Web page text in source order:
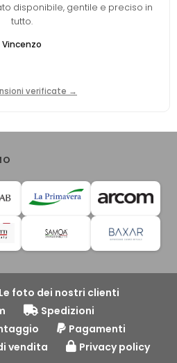
disponibile, gentile e preciso in
tutto.
Vincenzo
verificate →
Le foto dei nostri clienti
Spedizioni
Pagamenti
vendita
Privacy policy